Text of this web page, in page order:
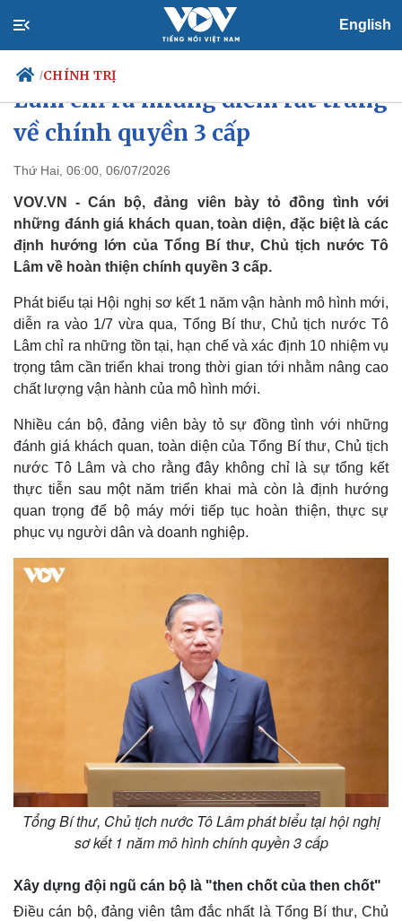
English
/CHÍNH TRỊ
Chính trị
Tổ chức nhân sự
Quốc hội
Nhận diện sự thật
Tin 24h
Dự báo thời tiết
Giáo dục
Dấu ấn VOV
Việc làm
Tổng Bí thư, Chủ tịch nước Tô
Lâm chỉ ra những điểm rất trúng
về chính quyền 3 cấp
Thứ Hai, 06:00, 06/07/2026
VOV.VN - Cán bộ, đảng viên bày tỏ đồng tình với
những đánh giá khách quan, toàn diện, đặc biệt là các
định hướng lớn của Tổng Bí thư, Chủ tịch nước Tô
Lâm về hoàn thiện chính quyền 3 cấp.
Phát biểu tại Hội nghị sơ kết 1 năm vận hành mô hình mới,
diễn ra vào 1/7 vừa qua, Tổng Bí thư, Chủ tịch nước Tô
Lâm chỉ ra những tồn tại, hạn chế và xác định 10 nhiệm vụ
trọng tâm cần triển khai trong thời gian tới nhằm nâng cao
chất lượng vận hành của mô hình mới.
Nhiều cán bộ, đảng viên bày tỏ sự đồng tình với những
đánh giá khách quan, toàn diện của Tổng Bí thư, Chủ tịch
nước Tô Lâm và cho rằng đây không chỉ là sự tổng kết
thực tiễn sau một năm triển khai mà còn là định hướng
quan trọng để bộ máy mới tiếp tục hoàn thiện, thực sự
phục vụ người dân và doanh nghiệp.
Tổng Bí thư, Chủ tịch nước Tô Lâm phát biểu tại hội nghị
sơ kết 1 năm mô hình chính quyền 3 cấp
Xây dựng đội ngũ cán bộ là "then chốt của then chốt"
Điều cán bộ, đảng viên tâm đắc nhất là Tổng Bí thư, Chủ